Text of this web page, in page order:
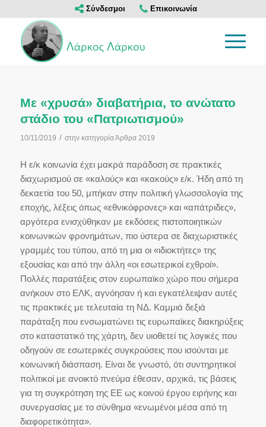
Σύνδεσμοι Επικοινωνία
Με «χρυσά» διαβατήρια, το ανώτατο
στάδιο του «Πατριωτισμού»
10/11/2019 / στην κατηγορίαΆρθρα 2019
Η ε/κ κοινωνία έχει μακρά παράδοση σε πρακτικές
διαχωρισμού σε «καλούς» και «κακούς» ε/κ. Ήδη από τη
δεκαετία του 50, μπήκαν στην πολιτική γλωσσολογία της
εποχής, λέξεις όπως «εθνικόφρονες» και «απάτριδες»,
αργότερα ενισχύθηκαν με εκδόσεις πιστοποιητικών
κοινωνικών φρονημάτων, πιο ύστερα σε διαχωριστικές
γραμμές του τύπου, από τη μια οι «ιδιοκτήτες» της
εξουσίας και από την άλλη «οι εσωτερικοί εχθροί».
Πολλές παρατάξεις στον ευρωπαϊκο χώρο που σήμερα
ανήκουν στο ΕΛΚ, αγνόησαν ή και εγκατέλειψαν αυτές
τις πρακτικές με τελευταία τη ΝΔ. Καμμιά δεξιά
παράταξη που ενσωματώνει τις ευρωπαϊκες διακηρύξεις
στο καταστατικό της χάρτη, δεν υιοθετεί τις λογικές που
οδηγούν σε εσωτερικές συγκρούσεις που ισούνται με
κοινωνική διάσπαση. Είναι δε γνωστό, ότι συντηρητικοί
πολιτικοί με ανοικτό πνεύμα έθεσαν, αρχικά, τις βάσεις
για τη συγκρότηση της ΕΕ ως κοινού έργου ειρήνης και
συνεργασίας με το σύνθημα «ενωμένοι μέσα από τη
διαφορετικότητα».